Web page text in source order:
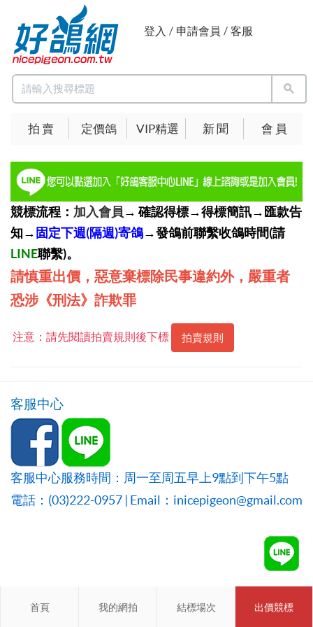
登入 / 申請會員 / 客服
拍 賣 定價鴿 VIP精選 新 聞 會 員
競標流程： 加入會員→ 確認得標→得標簡訊→匯款告
知→ 固定下週(隔週)寄鴿→發鴿前聯繫收鴿時間(請
LINE聯繫)。
請慎重出價，惡意棄標除民事違約外，嚴重者
恐涉《刑法》詐欺罪
注意：請先閱讀拍賣規則後下標 拍賣規則
首頁 我的網拍 結標場次 出價競標
客服中心
客服中心服務時間：周一至周五早上9點到下午5點
電話：(03)222-0957 | Email：inicepigeon@gmail.com
首頁 我的網拍 結標場次 會員登入